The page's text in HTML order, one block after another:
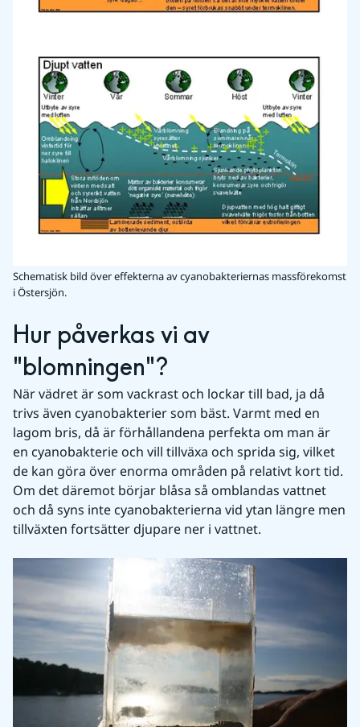
Schematisk bild över effekterna av cyanobakteriernas massförekomst
i Östersjön.
Hur påverkas vi av
"blomningen"?
När vädret är som vackrast och lockar till bad, ja då
trivs även cyanobakterier som bäst. Varmt med en
lagom bris, då är förhållandena perfekta om man är
en cyanobakterie och vill tillväxa och sprida sig, vilket
de kan göra över enorma områden på relativt kort tid.
Om det däremot börjar blåsa så omblandas vattnet
och då syns inte cyanobakterierna vid ytan längre men
tillväxten fortsätter djupare ner i vattnet.